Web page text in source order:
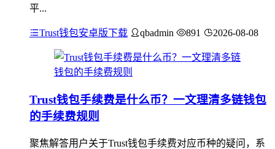
平...
Trust钱包安卓版下载 qbadmin 891 2026-08-08
Trust钱包手续费是什么币？一文理清多链钱包
的手续费规则
聚焦解答用户关于Trust钱包手续费对应币种的疑问，系